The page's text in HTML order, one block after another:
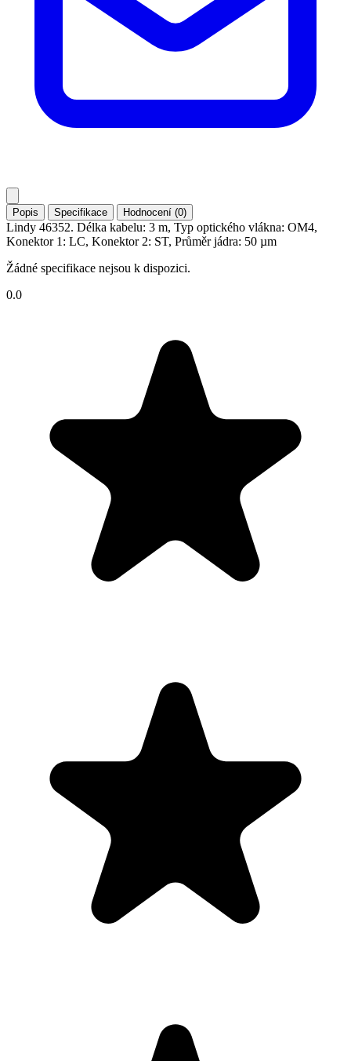
Popis Specifikace Hodnocení (0)
Lindy 46352. Délka kabelu: 3 m, Typ optického vlákna: OM4,
Konektor 1: LC, Konektor 2: ST, Průměr jádra: 50 µm
Žádné specifikace nejsou k dispozici.
0.0